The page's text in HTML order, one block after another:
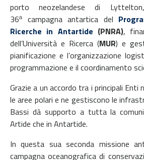
porto neozelandese di
36a campagna antartica del
Ricerche in Antartide (PNRA),
dell’Università e Ricerca (MUR) e
pianificazione e l’organizzazione
programmazione e il coordinamento
Grazie a un accordo tra i principali Enti
le aree polari e ne gestiscono le
Bassi dà supporto a tutta la
Artide che in Antartide.
In questa sua seconda missione
campagna oceanografica di